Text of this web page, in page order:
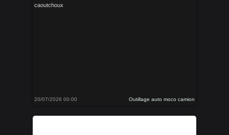
caoutchoux
20/07/2026 00:00 Outillage auto moco camion